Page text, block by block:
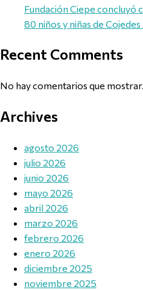
Fundación Ciepe
80 niños y niñas de
Recent Comments
No hay comentarios que mostrar.
Archives
agosto 2026
julio 2026
junio 2026
mayo 2026
abril 2026
marzo 2026
febrero 2026
enero 2026
diciembre 2025
noviembre 2025